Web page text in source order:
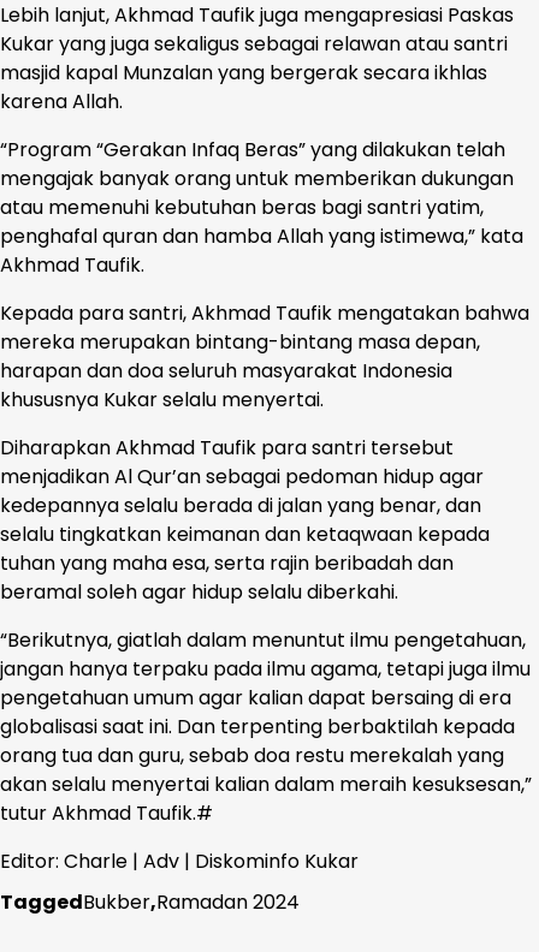
Lebih lanjut, Akhmad Taufik juga mengapresiasi Paskas
Kukar yang juga sekaligus sebagai relawan atau santri
masjid kapal Munzalan yang bergerak secara ikhlas
karena Allah.
“Program “Gerakan Infaq Beras” yang dilakukan telah
mengajak banyak orang untuk memberikan dukungan
atau memenuhi kebutuhan beras bagi santri yatim,
penghafal quran dan hamba Allah yang istimewa,” kata
Akhmad Taufik.
Kepada para santri, Akhmad Taufik mengatakan bahwa
mereka merupakan bintang-bintang masa depan,
harapan dan doa seluruh masyarakat Indonesia
khususnya Kukar selalu menyertai.
Diharapkan Akhmad Taufik para santri tersebut
menjadikan Al Qur’an sebagai pedoman hidup agar
kedepannya selalu berada di jalan yang benar, dan
selalu tingkatkan keimanan dan ketaqwaan kepada
tuhan yang maha esa, serta rajin beribadah dan
beramal soleh agar hidup selalu diberkahi.
“Berikutnya, giatlah dalam menuntut ilmu pengetahuan,
jangan hanya terpaku pada ilmu agama, tetapi juga ilmu
pengetahuan umum agar kalian dapat bersaing di era
globalisasi saat ini. Dan terpenting berbaktilah kepada
orang tua dan guru, sebab doa restu merekalah yang
akan selalu menyertai kalian dalam meraih kesuksesan,”
tutur Akhmad Taufik.#
Editor: Charle | Adv | Diskominfo Kukar
TaggedBukber,Ramadan 2024